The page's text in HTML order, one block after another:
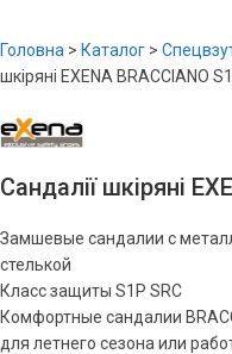
Головна > Каталог >
шкіряні EXENA BRACCIANO
Сандалії шкіряні
Замшевые сандалии с
стелькой
Класс защиты S1P SRC
Комфортные сандалии
для летнего сезона или